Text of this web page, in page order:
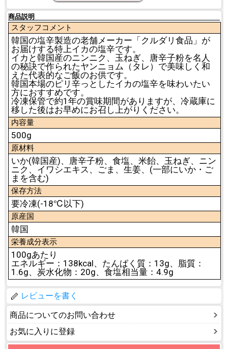
商品説明
スタッフコメント
韓国の塩辛製造の老舗メーカー「クルダリ食品」が
お届けする特上イカの塩辛です。
イカと韓国産のニンニク、玉ねぎ、唐辛子粉を名人
の秘訣で作られたヤンニョム（タレ）で美味しく和
えた代表的なご飯のお供です。
韓国本場のピリ辛っとしたイカの塩辛を味わいたい
方におすすめです。
冷凍保管で約1年の賞味期間がありますが、冷蔵庫に
移した後はお早めにお召し上がりください。
内容量
500g
原材料
いか(韓国産)、唐辛子粉、食塩、米飴、玉ねぎ、ニン
ニク、イワシエキス、ごま、生姜、(一部にいか・ご
まを含む)
保存方法
要冷凍(-18℃以下)
原産国
韓国
栄養成分表示
100gあたり
エネルギー：138kcal、たんぱく質：13g、脂質：
1.6g、炭水化物：20g、食塩相当量：4.9g
レビューを書く
商品についてのお問い合わせ
お気に入りに登録